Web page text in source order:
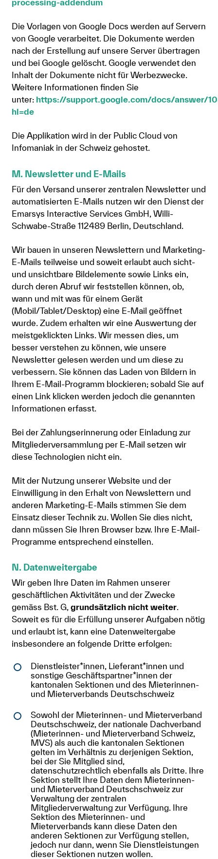
processing-addendum
Die Vorlagen von Google Docs werden auf Servern
von Google verarbeitet. Die Dokumente werden
nach der Erstellung auf unsere Server übertragen
und bei Google gelöscht. Google verwendet den
Inhalt der Dokumente nicht für Werbezwecke.
Weitere Informationen finden Sie
unter: https://support.google.com/docs/answer/
hl=de
Die Applikation wird in der Public Cloud von
Infomaniak in der Schweiz gehostet.
M. Newsletter und E-Mails
Für den Versand unserer zentralen Newsletter und
automatisierten E-Mails nutzen wir den Dienst der
Emarsys Interactive Services GmbH, Willi-
Schwabe-Straße 112489 Berlin, Deutschland.
Wir bauen in unseren Newslettern und Marketing-
E-Mails teilweise und soweit erlaubt auch sicht-
und unsichtbare Bildelemente sowie Links ein,
durch deren Abruf wir feststellen können, ob,
wann und mit was für einem Gerät
(Mobil/Tablet/Desktop) eine E-Mail geöffnet
wurde. Zudem erhalten wir eine Auswertung der
meistgeklickten Links. Wir messen dies, um
besser verstehen zu können, wie unsere
Newsletter gelesen werden und um diese zu
verbessern. Sie können das Laden von Bildern in
Ihrem E-Mail-Programm blockieren; sobald Sie auf
einen Link klicken werden jedoch die genannten
Informationen erfasst.
Bei der Zahlungserinnerung oder Einladung zur
Mitgliederversammlung per E-Mail setzen wir
diese Technologien nicht ein.
Mit der Nutzung unserer Website und der
Einwilligung in den Erhalt von Newslettern und
anderen Marketing-E-Mails stimmen Sie dem
Einsatz dieser Technik zu. Wollen Sie dies nicht,
dann müssen Sie Ihren Browser bzw. Ihre E-Mail-
Programme entsprechend einstellen.
N. Datenweitergabe
Wir geben Ihre Daten im Rahmen unserer
geschäftlichen Aktivitäten und der Zwecke
gemäss Bst. G, grundsätzlich nicht weiter.
Soweit es für die Erfüllung unserer Aufgaben nötig
und erlaubt ist, kann eine Datenweitergabe
insbesondere an folgende Dritte erfolgen:
Dienstleister*innen, Lieferant*innen und
sonstige Geschäftspartner*innen der
kantonalen Sektionen und des Mieterinnen-
und Mieterverbands Deutschschweiz
Sowohl der Mieterinnen- und Mieterverband
Deutschschweiz, der nationale Dachverband
(Mieterinnen- und Mieterverband Schweiz,
MVS) als auch die kantonalen Sektionen
gelten im Verhältnis zu derjenigen Sektion,
bei der Sie Mitglied sind,
datenschutzrechtlich ebenfalls als Dritte. Ihre
Sektion stellt Ihre Daten dem Mieterinnen-
und Mieterverband Deutschschweiz zur
Verwaltung der zentralen
Mitgliederverwaltung zur Verfügung. Ihre
Sektion des Mieterinnen- und
Mieterverbands kann diese Daten den
anderen Sektionen zur Verfügung stellen,
jedoch nur dann, wenn Sie Dienstleistungen
dieser Sektionen nutzen wollen.